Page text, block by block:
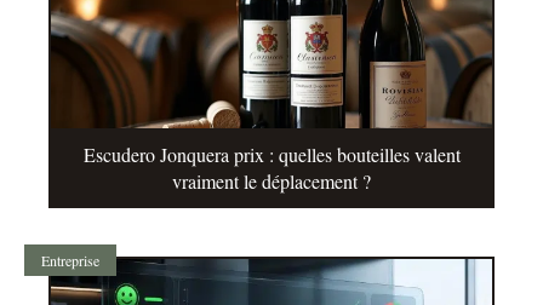
Escudero Jonquera prix : quelles bouteilles valent
vraiment le déplacement ?
Entreprise